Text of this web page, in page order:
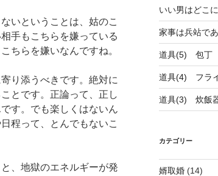
いということは、姑のこ
手もこちらを嫌っている
ちらを嫌いなんですね。
り添うべきです。絶対に
とです。正論って、正し
す。でも楽しくはないん
程って、とんでもないこ
、地獄のエネルギーが発
いい男はどこ
家事は兵站で
道具(5) 包丁
道具(4) フラ
道具(3) 炊飯
カテゴリー
婿取婚(14)